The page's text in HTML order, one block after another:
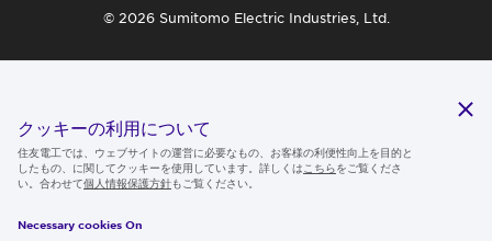
© 2026 Sumitomo Electric Industries, Ltd.
クッキーの利用について
住友電工では、ウェブサイトの運営に必要なもの、お客様の利便性向上を目的と
したもの、に関してクッキーを使用しています。詳しくは こちらをご覧くださ
い。合わせて個人情報保護方針もご覧ください。
Necessary cookies On